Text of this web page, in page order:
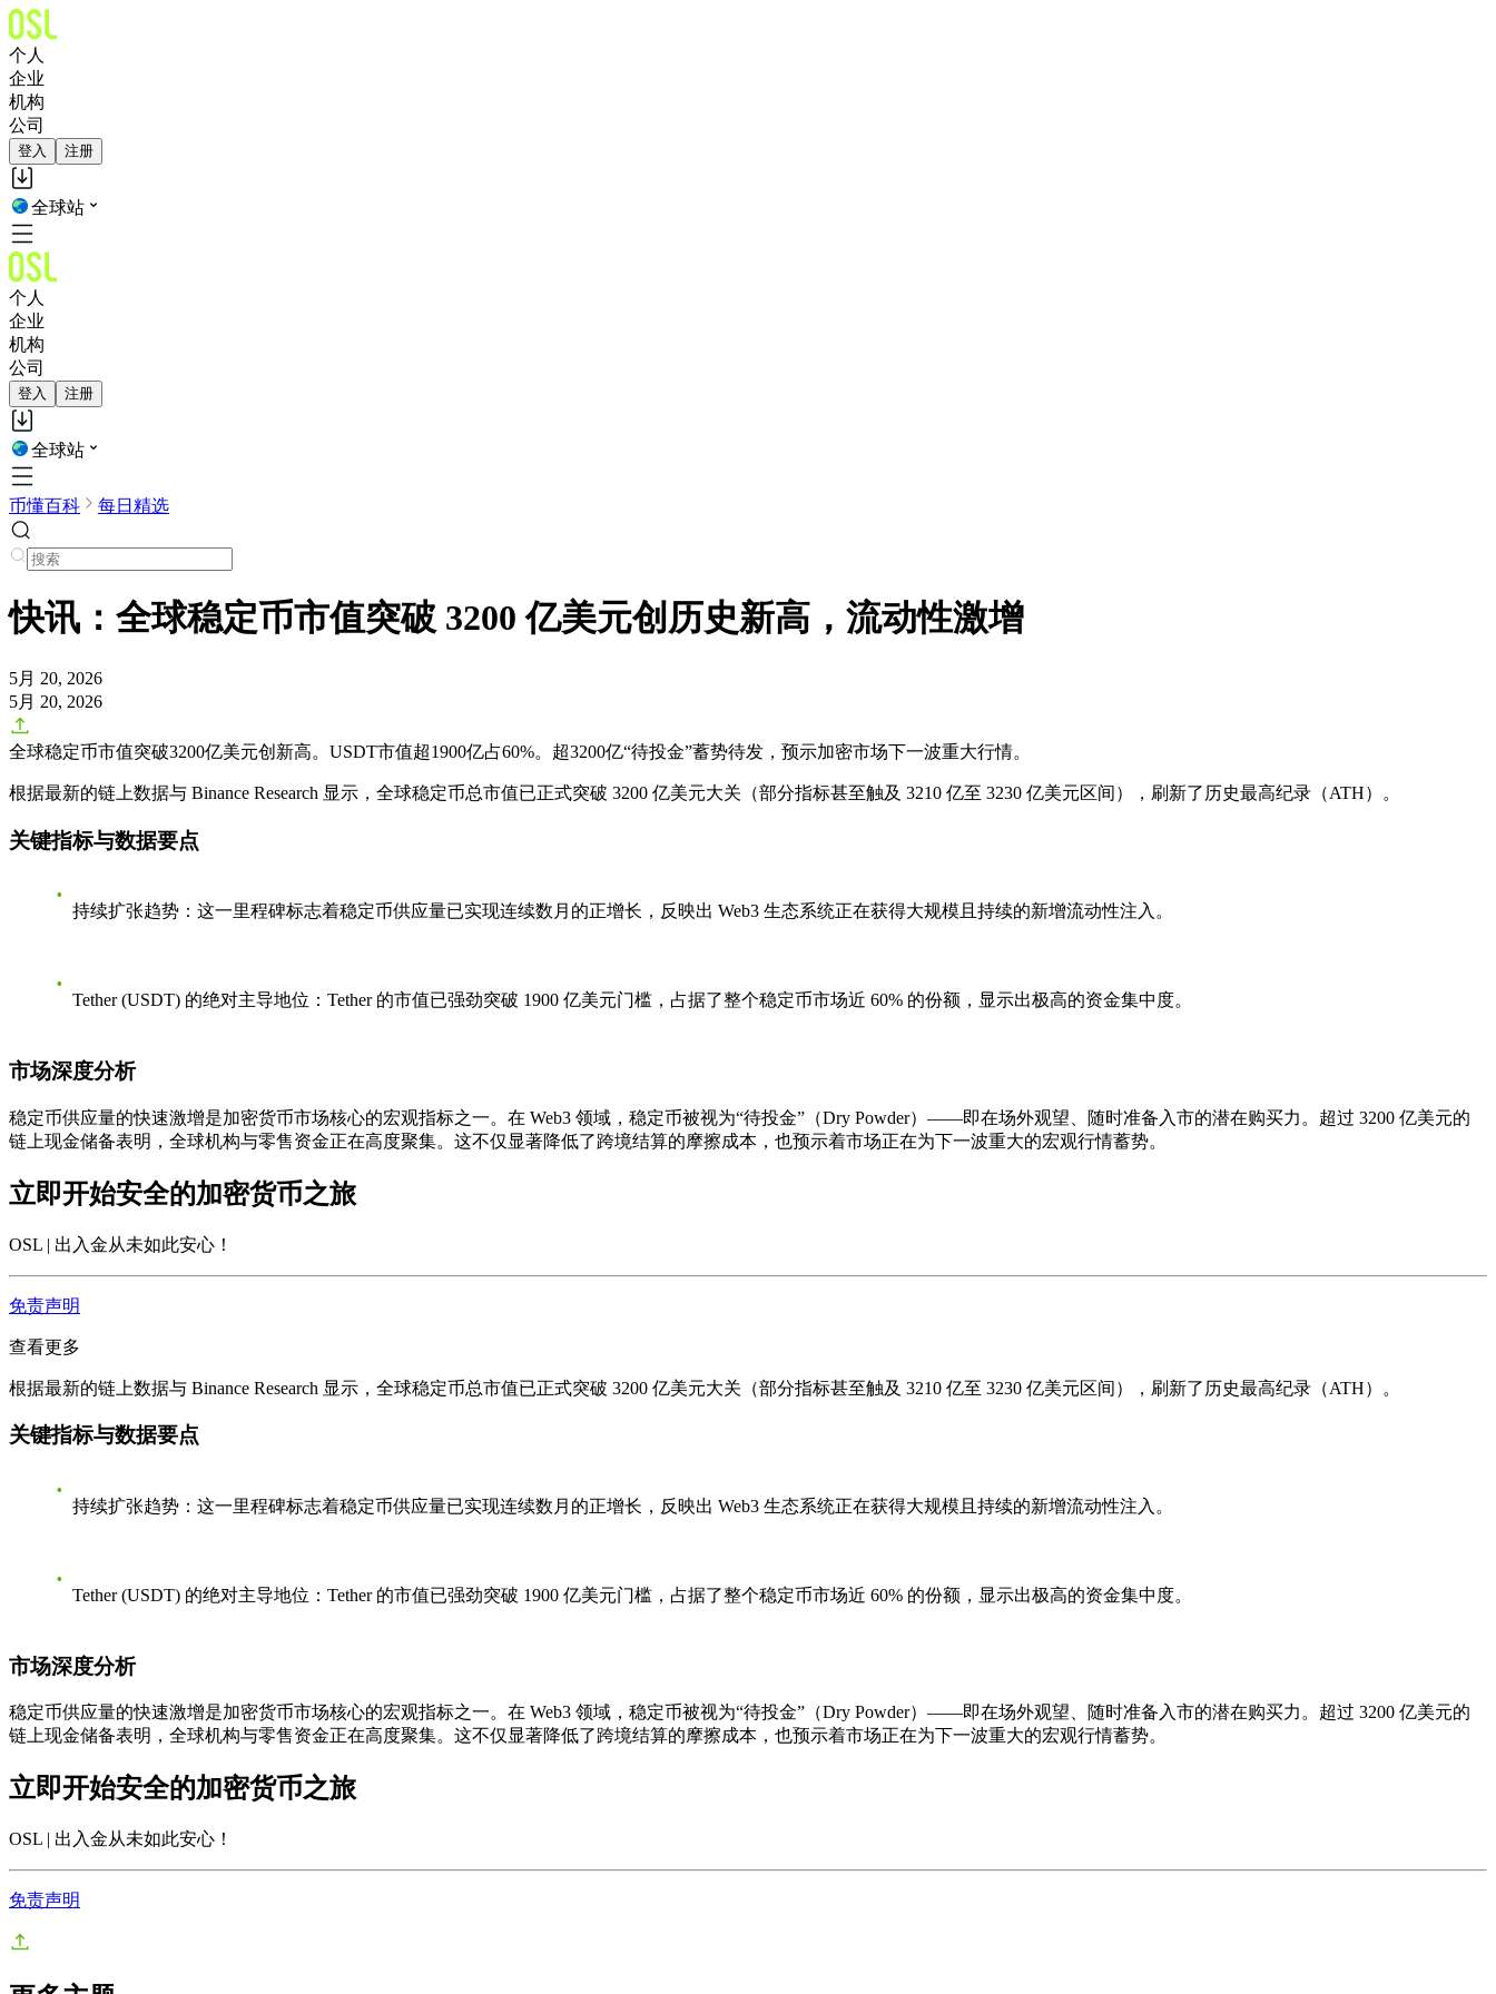
个人
企业
机构
公司
登入 注册
全球站
个人
企业
机构
公司
登入 注册
全球站
币懂百科 每日精选
快讯：全球稳定币市值突破 3200 亿美元创历史新高，流动性激增
5月 20, 2026
5月 20, 2026
全球稳定币市值突破3200亿美元创新高。USDT市值超1900亿占60%。超3200亿“待投金”蓄势待发，预示加密市场下一波重大行情。
根据最新的链上数据与 Binance Research 显示，全球稳定币总市值已正式突破 3200 亿美元大关（部分指标甚至触及 3210 亿至 3230 亿美元区间），刷新了历史最高纪录（ATH）。
关键指标与数据要点
持续扩张趋势 ：这一里程碑标志着稳定币供应量已实现连续数月的正增长，反映出 Web3 生态系统正在获得大规模且持续的新增流动性注入。
Tether (USDT) 的绝对主导地位 ：Tether 的市值已强劲突破 1900 亿美元门槛，占据了整个稳定币市场近 60% 的份额，显示出极高的资金集中度。
市场深度分析
稳定币供应量的快速激增是加密货币市场核心的宏观指标之一。在 Web3 领域，稳定币被视为“待投金”（Dry Powder）——即在场外观望、随时准备入市的潜在购买力。超过 3200 亿美元的
链上现金储备表明，全球机构与零售资金正在高度聚集。这不仅显著降低了跨境结算的摩擦成本，也预示着市场正在为下一波重大的宏观行情蓄势。
立即开始安全的加密货币之旅
OSL | 出入金从未如此安心 ！
免责声明
查看更多
根据最新的链上数据与 Binance Research 显示，全球稳定币总市值已正式突破 3200 亿美元大关（部分指标甚至触及 3210 亿至 3230 亿美元区间），刷新了历史最高纪录（ATH）。
关键指标与数据要点
持续扩张趋势 ：这一里程碑标志着稳定币供应量已实现连续数月的正增长，反映出 Web3 生态系统正在获得大规模且持续的新增流动性注入。
Tether (USDT) 的绝对主导地位 ：Tether 的市值已强劲突破 1900 亿美元门槛，占据了整个稳定币市场近 60% 的份额，显示出极高的资金集中度。
市场深度分析
稳定币供应量的快速激增是加密货币市场核心的宏观指标之一。在 Web3 领域，稳定币被视为“待投金”（Dry Powder）——即在场外观望、随时准备入市的潜在购买力。超过 3200 亿美元的
链上现金储备表明，全球机构与零售资金正在高度聚集。这不仅显著降低了跨境结算的摩擦成本，也预示着市场正在为下一波重大的宏观行情蓄势。
立即开始安全的加密货币之旅
OSL | 出入金从未如此安心 ！
免责声明